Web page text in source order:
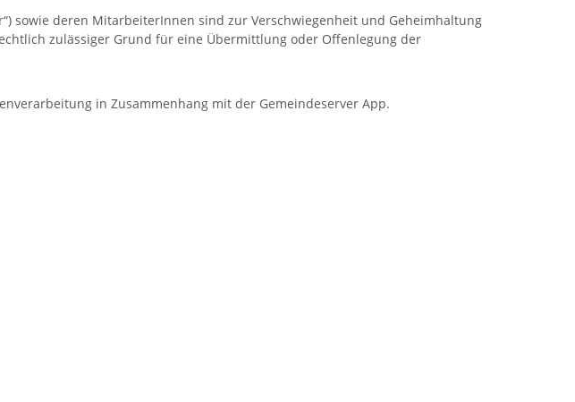
sowie deren MitarbeiterInnen sind zur Verschwiegenheit und Geheimhaltung
zulässiger Grund für eine Übermittlung oder Offenlegung der
in Zusammenhang mit der Gemeindeserver App.